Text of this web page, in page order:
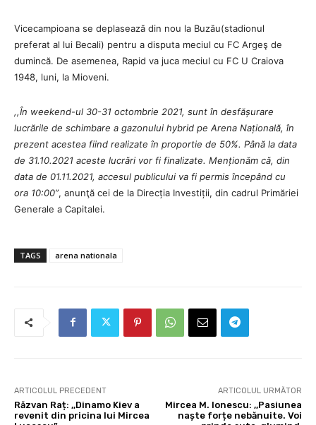
Vicecampioana se deplasează din nou la Buzău(stadionul
preferat al lui Becali) pentru a disputa meciul cu FC Argeş de
dumincă. De asemenea, Rapid va juca meciul cu FC U Craiova
1948, luni, la Mioveni.
,,În weekend-ul 30-31 octombrie 2021, sunt în desfășurare
lucrările de schimbare a gazonului hybrid pe Arena Națională, în
prezent acestea fiind realizate în proportie de 50%. Până la data
de 31.10.2021 aceste lucrări vor fi finalizate. Menționăm că, din
data de 01.11.2021, accesul publicului va fi permis începând cu
ora 10:00”, anunţă cei de la Direcția Investiții, din cadrul Primăriei
Generale a Capitalei.
TAGS arena nationala
ARTICOLUL PRECEDENT
Răzvan Raț: ,,Dinamo Kiev a
revenit din pricina lui Mircea
ARTICOLUL URMĂTOR
Mircea M. Ionescu: ,,Pasiunea
naște forțe nebănuite. Voi